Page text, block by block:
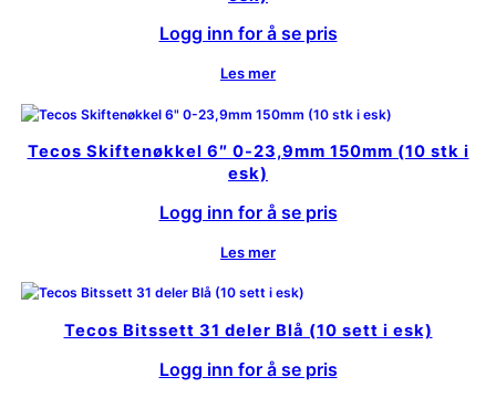
Logg inn for å se pris
Les mer
Tecos Skiftenøkkel 6″ 0-23,9mm 150mm (10 stk i
esk)
Logg inn for å se pris
Les mer
Tecos Bitssett 31 deler Blå (10 sett i esk)
Logg inn for å se pris